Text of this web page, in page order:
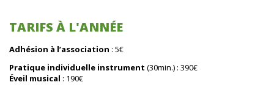
TARIFS À L'ANNÉE
Adhésion à l’association : 5€
Pratique individuelle instrument (30min.) : 390€
Éveil musical : 190€